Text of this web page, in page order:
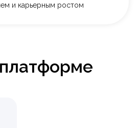
и карьерным ростом
персональных
принимаю